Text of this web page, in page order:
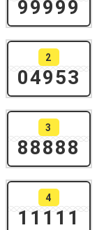
99999
2
04953
3
88888
4
11111